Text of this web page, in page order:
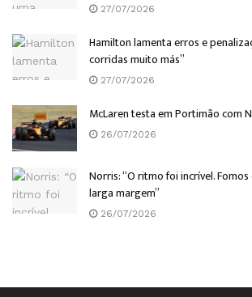
27/07/2026
Hamilton lamenta erros e
corridas muito más”
27/07/2026
McLaren testa em Portimão com
26/07/2026
Norris: “O ritmo foi incrível.
larga margem”
26/07/2026